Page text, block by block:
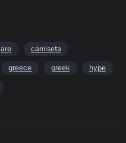
are camiseta
greece greek hype